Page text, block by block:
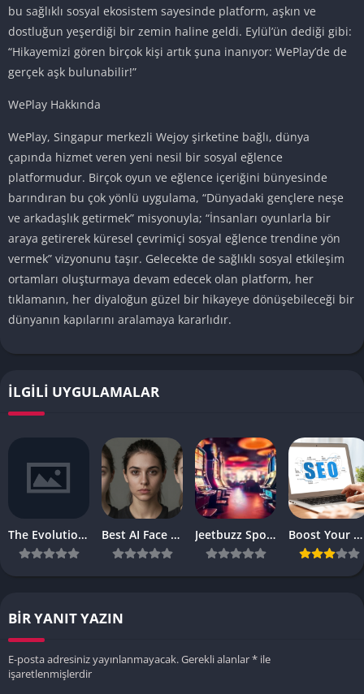
bu sağlıklı sosyal ekosistem sayesinde platform, aşkın ve
dostluğun yeşerdiği bir zemin haline geldi. Eylül’ün dediği gibi:
“Hikayemizi gören birçok kişi artık şuna inanıyor: WePlay’de de
gerçek aşk bulunabilir!”
WePlay Hakkında
WePlay, Singapur merkezli Wejoy şirketine bağlı, dünya
çapında hizmet veren yeni nesil bir sosyal eğlence
platformudur. Birçok oyun ve eğlence içeriğini bünyesinde
barındıran bu çok yönlü uygulama, “Dünyadaki gençlere neşe
ve arkadaşlık getirmek” misyonuyla; “İnsanları oyunlarla bir
araya getirerek küresel çevrimiçi sosyal eğlence trendine yön
vermek” vizyonunu taşır. Gelecekte de sağlıklı sosyal etkileşim
ortamları oluşturmaya devam edecek olan platform, her
tıklamanın, her diyaloğun güzel bir hikayeye dönüşebileceği bir
dünyanın kapılarını aralamaya kararlıdır.
İLGILI UYGULAMALAR
The Evolution of Digital Reel Entertainment in the Modern Gaming World Best AI Face Swap, AI Talking Photo and AI Video Generator 2026: Jeetbuzz Sports Betting Platform Overview Boost Your Website’s SEO Ranking with These Top Strategies
BIR YANIT YAZIN
E-posta adresiniz yayınlanmayacak.Gerekli alanlar* ile
işaretlenmişlerdir